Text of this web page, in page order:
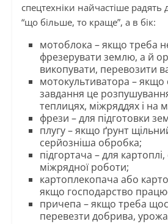
спецтехніки найчастіше радять
“що більше, то краще”, а в бік:
мотоблока – якщо треба
фрезерувати землю, а й
викопувати, перевозити
мотокультиватора – якщо
завдання це
теплицях, міжряддях і на
фрези – для підготовки
плугу – якщо ґрунт
серйозніша обробка;
підгортача – для картоплі,
міжрядної роботи;
картоплекопача або
якщо господарство
причепа – якщо треба
перевезти добрива,